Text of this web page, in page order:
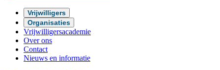
Vrijwilligers
Organisaties
Vrijwilligersacademie
Over ons
Contact
Nieuws en informatie